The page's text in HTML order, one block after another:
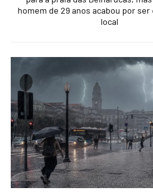
homem de 29 anos acabou por ser
local